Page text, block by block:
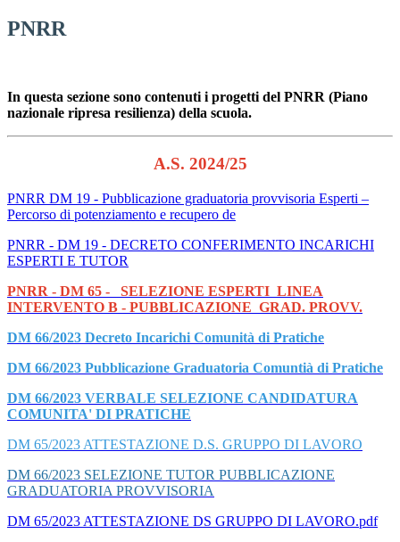
PNRR
In questa sezione sono contenuti i progetti del PNRR (Piano
nazionale ripresa resilienza) della scuola.
A.S. 2024/25
PNRR DM 19 - Pubblicazione graduatoria provvisoria Esperti –
Percorso di potenziamento e recupero de
PNRR - DM 19 - DECRETO CONFERIMENTO INCARICHI
ESPERTI E TUTOR
PNRR - DM 65 - SELEZIONE ESPERTI LINEA
INTERVENTO B - PUBBLICAZIONE GRAD. PROVV.
DM 66/2023 Decreto Incarichi Comunità di Pratiche
DM 66/2023 Pubblicazione Graduatoria Comuntià di Pratiche
DM 66/2023 VERBALE SELEZIONE CANDIDATURA
COMUNITA' DI PRATICHE
DM 65/2023 ATTESTAZIONE D.S. GRUPPO DI LAVORO
DM 66/2023 SELEZIONE TUTOR PUBBLICAZIONE
GRADUATORIA PROVVISORIA
DM 65/2023 ATTESTAZIONE DS GRUPPO DI LAVORO.pdf